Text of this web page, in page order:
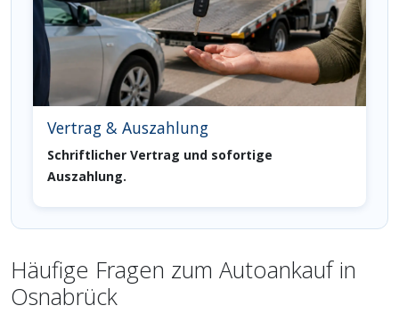
Vertrag & Auszahlung
Schriftlicher Vertrag und sofortige
Auszahlung.
Häufige Fragen zum Autoankauf in
Osnabrück